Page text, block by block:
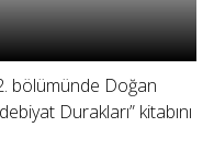
bölümünde Doğan
Durakları” kitabını